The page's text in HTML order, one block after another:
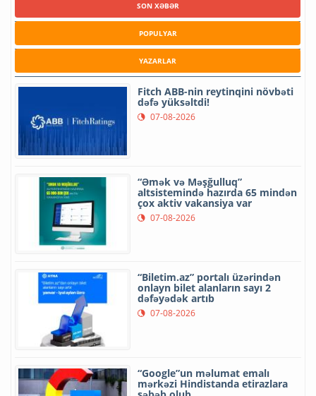
SON XƏBƏR
POPULYAR
YAZARLAR
Fitch ABB-nin reytinqini növbəti
dəfə yüksəltdi!
07-08-2026
“Əmək və Məşğulluq”
altsistemində hazırda 65 mindən
çox aktiv vakansiya var
07-08-2026
“Biletim.az” portalı üzərindən
onlayn bilet alanların sayı 2
dəfəyədək artıb
07-08-2026
“Google”un məlumat emalı
mərkəzi Hindistanda etirazlara